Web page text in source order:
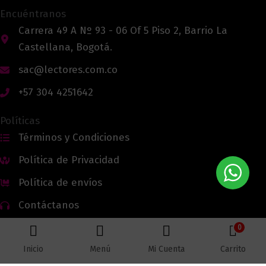
Encuéntranos
Carrera 49 A Nº 93 - 06 Of 5 Piso 2, Barrio La
Castellana, Bogotá.
sac@lectores.com.co
+57 304 4251642
Políticas
Términos y Condiciones
Política de Privacidad
Política de envíos
Contáctanos
Todos los derechos reservados © 2026 Lectores.co |
Inicio Menú Mi Cuenta
0
Carrito